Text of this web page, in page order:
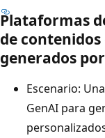
Plataformas
de
generados
Escenario:
GenAI para